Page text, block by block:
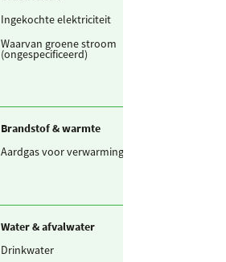
Ingekochte elektriciteit
Waarvan groene stroom
(ongespecificeerd)
Brandstof & warmte
Aardgas voor verwarming
Water & afvalwater
Drinkwater